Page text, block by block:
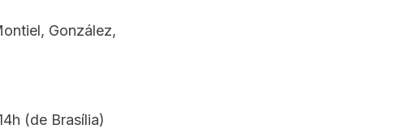
González,
(de Brasília)